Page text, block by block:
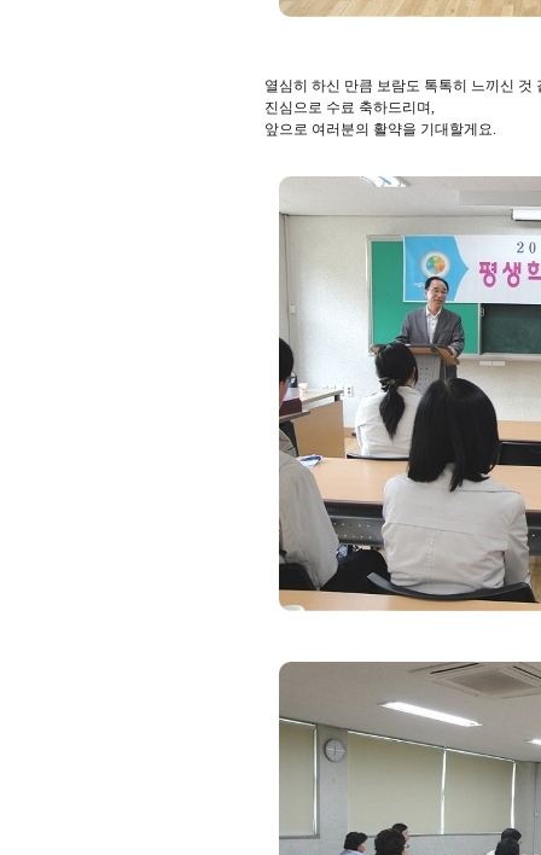
열심히 하신 만큼 보람도 톡톡히 느끼신 것
진심으로 수료 축하드리며,
앞으로 여러분의 활약을 기대할게요.